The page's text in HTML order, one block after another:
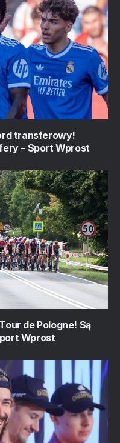
transferowy!
– Sport Wprost
de Pologne! Są
Wprost